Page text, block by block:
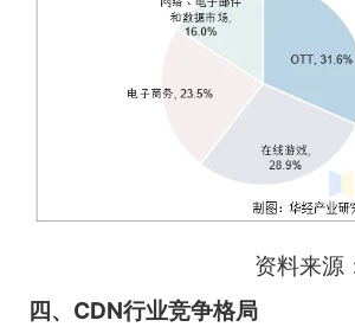
资料来源
四、CDN行业竞争格局